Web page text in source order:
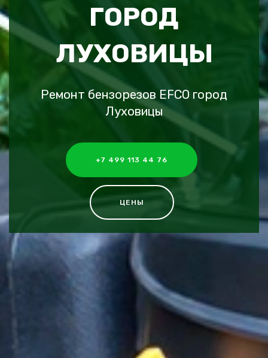
ГОРОД
ЛУХОВИЦЫ
Ремонт бензорезов EFCO город
Луховицы
+7 499 113 44 76
ЦЕНЫ